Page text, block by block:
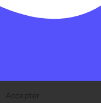
Accepter